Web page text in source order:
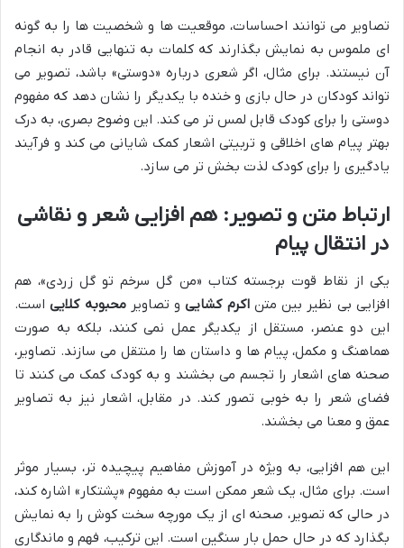
تصاویر می توانند احساسات، موقعیت ها و شخصیت ها را به گونه
ای ملموس به نمایش بگذارند که کلمات به تنهایی قادر به انجام
آن نیستند. برای مثال، اگر شعری درباره «دوستی» باشد، تصویر می
تواند کودکان در حال بازی و خنده با یکدیگر را نشان دهد که مفهوم
دوستی را برای کودک قابل لمس تر می کند. این وضوح بصری، به درک
بهتر پیام های اخلاقی و تربیتی اشعار کمک شایانی می کند و فرآیند
یادگیری را برای کودک لذت بخش تر می سازد.
ارتباط متن و تصویر: هم افزایی شعر و نقاشی
در انتقال پیام
یکی از نقاط قوت برجسته کتاب «من گل سرخم تو گل زردی»، هم
افزایی بی نظیر بین متناکرم کشاییو تصاویرمحبوبه کلاییاست.
این دو عنصر، مستقل از یکدیگر عمل نمی کنند، بلکه به صورت
هماهنگ و مکمل، پیام ها و داستان ها را منتقل می سازند. تصاویر،
صحنه های اشعار را تجسم می بخشند و به کودک کمک می کنند تا
فضای شعر را به خوبی تصور کند. در مقابل، اشعار نیز به تصاویر
عمق و معنا می بخشند.
این هم افزایی، به ویژه در آموزش مفاهیم پیچیده تر، بسیار موثر
است. برای مثال، یک شعر ممکن است به مفهوم «پشتکار» اشاره کند،
در حالی که تصویر، صحنه ای از یک مورچه سخت کوش را به نمایش
بگذارد که در حال حمل بار سنگین است. این ترکیب، فهم و ماندگاری